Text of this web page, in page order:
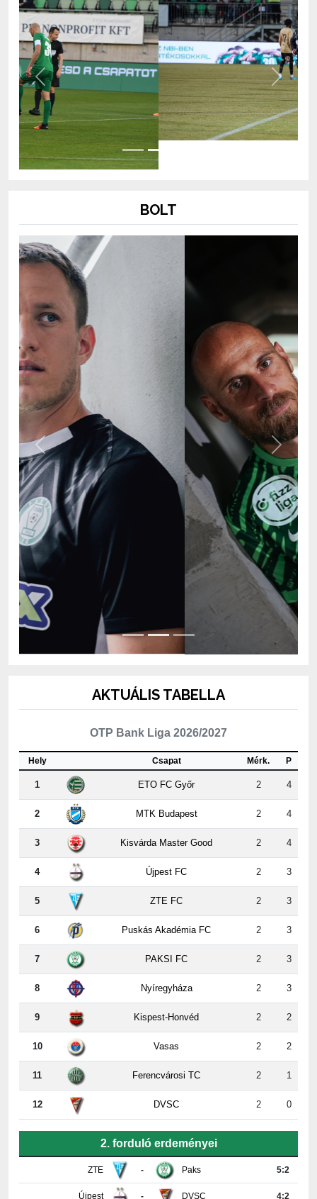
Previous Next
Previous Next
OTP Bank Liga 2026/2027
Csapat
1 ETO FC Győr 2 4
2 MTK Budapest 2 4
3 Kisvárda Master Good 2 4
4 Újpest FC 2 3
5 ZTE FC 2 3
6 Puskás Akadémia FC 2 3
7 PAKSI FC 2 3
8 Nyíregyháza 2 3
9 Kispest-Honvéd 2 2
10 Vasas 2 2
11 Ferencvárosi TC 2 1
12 DVSC 2 0
ZTE - Paks
Újpest DVSC 4:2
Ferencváros Vasas 0:0